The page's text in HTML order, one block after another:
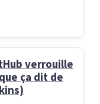
verrouille
ça dit de